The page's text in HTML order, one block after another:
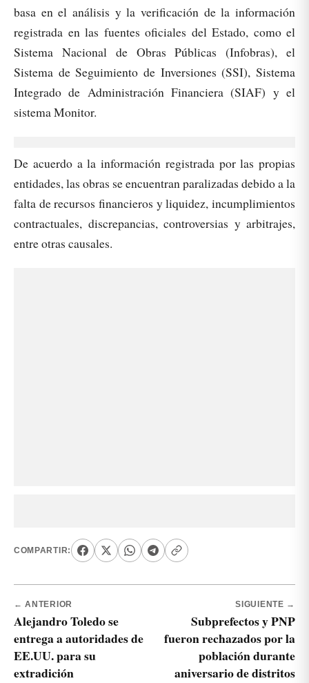
basa en el análisis y la verificación de la información
registrada en las fuentes oficiales del Estado, como el
Sistema Nacional de Obras Públicas (Infobras), el
Sistema de Seguimiento de Inversiones (SSI), Sistema
Integrado de Administración Financiera (SIAF) y el
sistema Monitor.
De acuerdo a la información registrada por las propias
entidades, las obras se encuentran paralizadas debido a la
falta de recursos financieros y liquidez, incumplimientos
contractuales, discrepancias, controversias y arbitrajes,
entre otras causales.
COMPARTIR:
← ANTERIOR
Alejandro Toledo se
entrega a autoridades de
EE.UU. para su
extradición
SIGUIENTE →
Subprefectos y PNP
fueron rechazados por la
población durante
aniversario de distritos